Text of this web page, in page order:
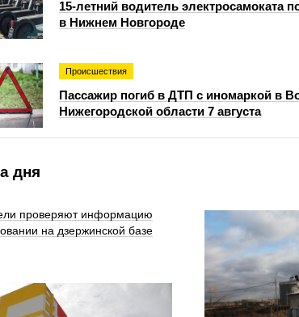
15-летний водитель электросамоката
в Нижнем Новгороде
Происшествия
Пассажир погиб в ДТП с иномаркой в
Нижегородской области 7 августа
дня
проверяют информацию
на дзержинской базе